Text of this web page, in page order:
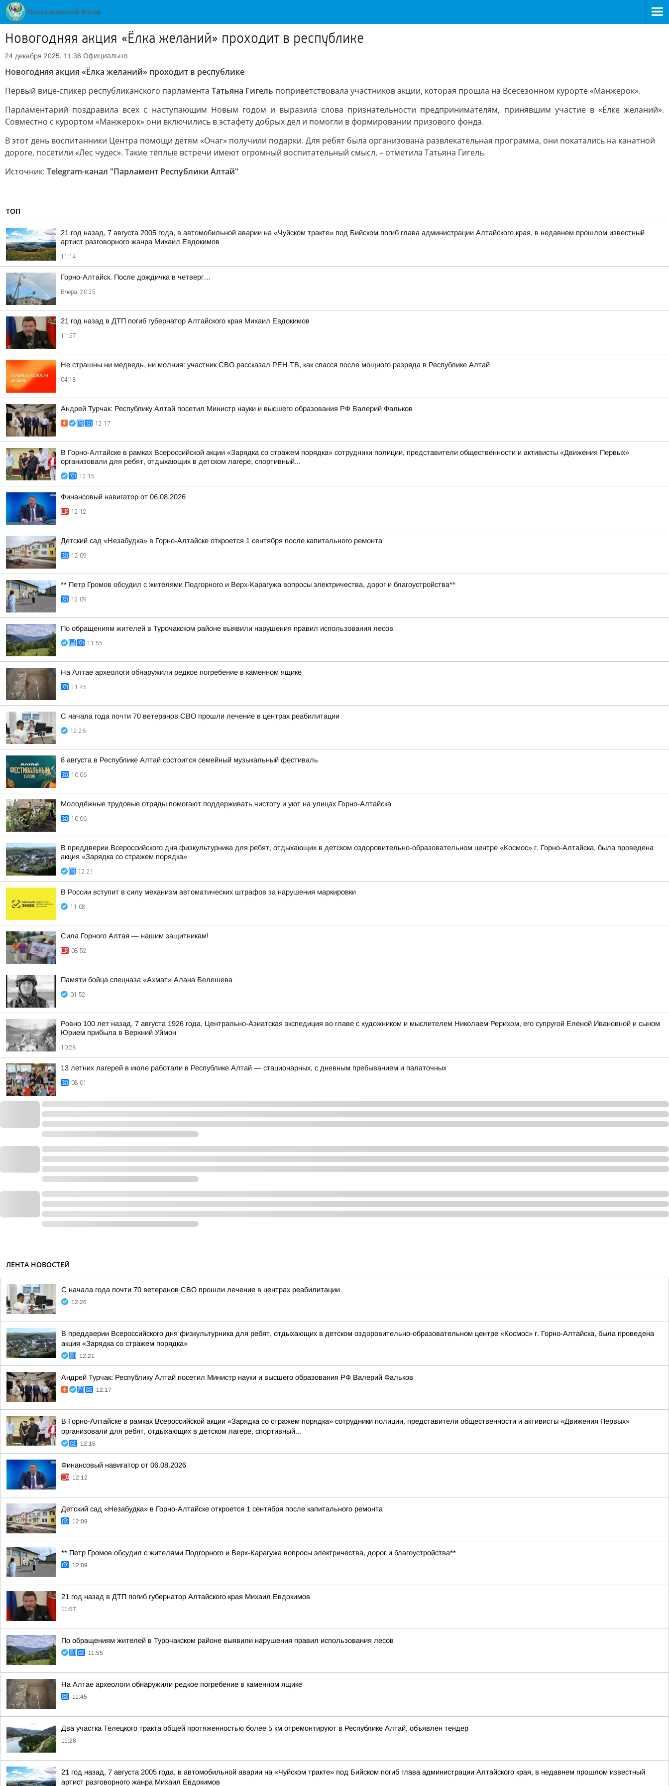
Новогодняя акция «Ёлка желаний» проходит в республике
24 декабря 2025, 11:36 Официально
Новогодняя акция «Ёлка желаний» проходит в республике
Первый вице-спикер республиканского парламента Татьяна Гигель поприветствовала участников акции, которая прошла на Всесезонном курорте «Манжерок».
Парламентарий поздравила всех с наступающим Новым годом и выразила слова признательности предпринимателям, принявшим участие в «Ёлке желаний».
Совместно с курортом «Манжерок» они включились в эстафету добрых дел и помогли в формировании призового фонда.
В этот день воспитанники Центра помощи детям «Очаг» получили подарки. Для ребят была организована развлекательная программа, они покатались на канатной
дороге, посетили «Лес чудес». Такие тёплые встречи имеют огромный воспитательный смысл, – отметила Татьяна Гигель.
Источник: Telegram-канал "Парламент Республики Алтай"
ТОП
21 год назад, 7 августа 2005 года, в автомобильной аварии на «Чуйском тракте» под Бийском погиб глава администрации Алтайского края, в недавнем прошлом известный
артист разговорного жанра Михаил Евдокимов
11:14
Горно-Алтайск. После дождичка в четверг…
Вчера, 20:25
21 год назад в ДТП погиб губернатор Алтайского края Михаил Евдокимов
11:57
Не страшны ни медведь, ни молния: участник СВО рассказал РЕН ТВ, как спасся после мощного разряда в Республике Алтай
04:18
Андрей Турчак: Республику Алтай посетил Министр науки и высшего образования РФ Валерий Фальков
12:17
В Горно-Алтайске в рамках Всероссийской акции «Зарядка со стражем порядка» сотрудники полиции, представители общественности и активисты «Движения Первых»
организовали для ребят, отдыхающих в детском лагере, спортивный...
12:15
Финансовый навигатор от 06.08.2026
12:12
Детский сад «Незабудка» в Горно-Алтайске откроется 1 сентября после капитального ремонта
12:09
** Петр Громов обсудил с жителями Подгорного и Верх-Карагужа вопросы электричества, дорог и благоустройства**
12:09
По обращениям жителей в Турочакском районе выявили нарушения правил использования лесов
11:55
На Алтае археологи обнаружили редкое погребение в каменном ящике
11:45
С начала года почти 70 ветеранов СВО прошли лечение в центрах реабилитации
12:26
8 августа в Республике Алтай состоится семейный музыкальный фестиваль
10:06
Молодёжные трудовые отряды помогают поддерживать чистоту и уют на улицах Горно-Алтайска
10:06
В преддверии Всероссийского дня физкультурника для ребят, отдыхающих в детском оздоровительно-образовательном центре «Космос» г. Горно-Алтайска, была проведена
акция «Зарядка со стражем порядка»
12:21
В России вступит в силу механизм автоматических штрафов за нарушения маркировки
11:08
Сила Горного Алтая — нашим защитникам!
08:52
Памяти бойца спецназа «Ахмат» Алана Белешева
01:52
Ровно 100 лет назад, 7 августа 1926 года, Центрально-Азиатская экспедиция во главе с художником и мыслителем Николаем Рерихом, его супругой Еленой Ивановной и сыном
Юрием прибыла в Верхний Уймон
10:28
13 летних лагерей в июле работали в Республике Алтай — стационарных, с дневным пребыванием и палаточных
08:01
ЛЕНТА НОВОСТЕЙ
С начала года почти 70 ветеранов СВО прошли лечение в центрах реабилитации
12:26
В преддверии Всероссийского дня физкультурника для ребят, отдыхающих в детском оздоровительно-образовательном центре «Космос» г. Горно-Алтайска, была проведена
акция «Зарядка со стражем порядка»
12:21
Андрей Турчак: Республику Алтай посетил Министр науки и высшего образования РФ Валерий Фальков
12:17
В Горно-Алтайске в рамках Всероссийской акции «Зарядка со стражем порядка» сотрудники полиции, представители общественности и активисты «Движения Первых»
организовали для ребят, отдыхающих в детском лагере, спортивный...
12:15
Финансовый навигатор от 06.08.2026
12:12
Детский сад «Незабудка» в Горно-Алтайске откроется 1 сентября после капитального ремонта
12:09
** Петр Громов обсудил с жителями Подгорного и Верх-Карагужа вопросы электричества, дорог и благоустройства**
12:09
21 год назад в ДТП погиб губернатор Алтайского края Михаил Евдокимов
11:57
По обращениям жителей в Турочакском районе выявили нарушения правил использования лесов
11:55
На Алтае археологи обнаружили редкое погребение в каменном ящике
11:45
Два участка Телецкого тракта общей протяженностью более 5 км отремонтируют в Республике Алтай, объявлен тендер
11:28
21 год назад, 7 августа 2005 года, в автомобильной аварии на «Чуйском тракте» под Бийском погиб глава администрации Алтайского края, в недавнем прошлом известный
артист разговорного жанра Михаил Евдокимов